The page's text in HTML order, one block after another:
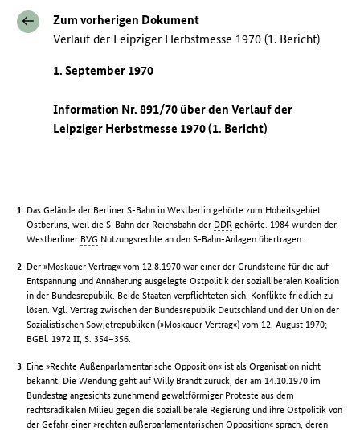
Zum vorherigen Dokument
Verlauf der Leipziger Herbstmesse 1970 (1. Bericht)
1. September 1970
Information Nr. 891/70 über den Verlauf der
Leipziger Herbstmesse 1970 (1. Bericht)
Das Gelände der Berliner S-Bahn in Westberlin gehörte zum Hoheitsgebiet
Ostberlins, weil die S-Bahn der Reichsbahn der DDR gehörte. 1984 wurden der
Westberliner BVG Nutzungsrechte an den S-Bahn-Anlagen übertragen.
Der »Moskauer Vertrag« vom 12.8.1970 war einer der Grundsteine für die auf
Entspannung und Annäherung ausgelegte Ostpolitik der sozialliberalen Koalition
in der Bundesrepublik. Beide Staaten verpflichteten sich, Konflikte friedlich zu
lösen. Vgl. Vertrag zwischen der Bundesrepublik Deutschland und der Union der
Sozialistischen Sowjetrepubliken (»Moskauer Vertrag«) vom 12. August 1970;
BGBl. 1972 II, S. 354–356.
Eine »Rechte Außenparlamentarische Opposition« ist als Organisation nicht
bekannt. Die Wendung geht auf Willy Brandt zurück, der am 14.10.1970 im
Bundestag angesichts zunehmend gewaltförmiger Proteste aus dem
rechtsradikalen Milieu gegen die sozialliberale Regierung und ihre Ostpolitik von
der Gefahr einer »rechten außerparlamentarischen Opposition« sprach, deren